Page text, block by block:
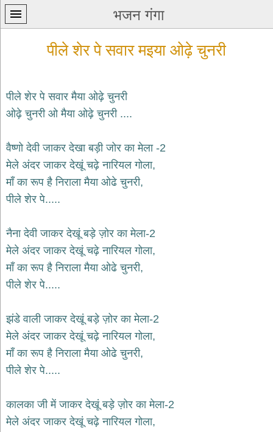
भजन गंगा
प्रथम
home
कृष्ण
भजन
krishna
bhajans
भजन
bhajans
हनुमान
भजन
साईं
भजन
bhajans
जैन
jain
bhajans
पीले शेर पे सवार मइया ओढ़े चुनरी
पीले शेर पे सवार मैया ओढ़े चुनरी
ओढ़े चुनरी ओ मैया ओढ़े चुनरी ....
वैष्णो देवी जाकर देखा बड़ी जोर का मेला -2
मेले अंदर जाकर देखूं चढ़े नारियल गोला,
माँ का रूप है निराला मैया ओढे चुनरी,
पीले शेर पे.....
नैना देवी जाकर देखूं बड़े ज़ोर का मेला-2
मेले अंदर जाकर देखूं चढ़े नारियल गोला,
माँ का रूप है निराला मैया ओढे चुनरी,
पीले शेर पे.....
झंडे वाली जाकर देखूं बड़े ज़ोर का मेला-2
मेले अंदर जाकर देखूं चढ़े नारियल गोला,
माँ का रूप है निराला मैया ओढे चुनरी,
पीले शेर पे.....
कालका जी में जाकर देखूं बड़े ज़ोर का मेला-2
मेले अंदर जाकर देखूं चढ़े नारियल गोला,